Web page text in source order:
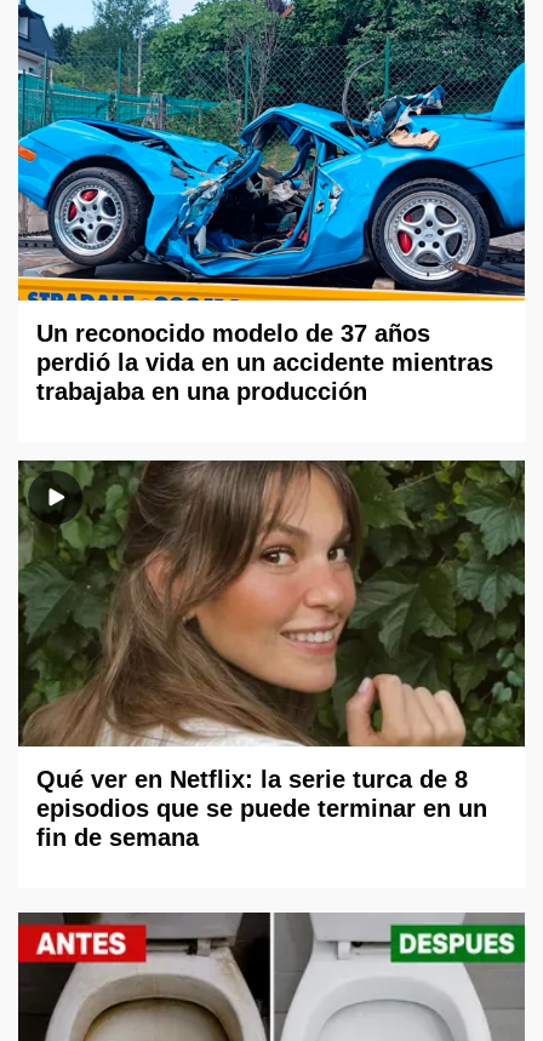
Un reconocido modelo de 37 años
perdió la vida en un accidente mientras
trabajaba en una producción
Qué ver en Netflix: la serie turca de 8
episodios que se puede terminar en un
fin de semana